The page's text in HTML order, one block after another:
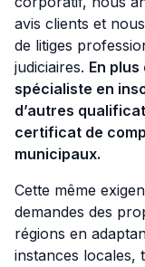
avis clients et
de litiges
judiciaires. En plus
spécialiste en
d’autres
certificat de
municipaux.
Cette même
demandes des
régions en
instances locales,